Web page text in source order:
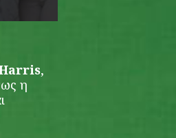
,
η